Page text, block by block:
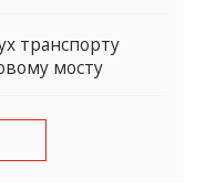
транспорту
мосту